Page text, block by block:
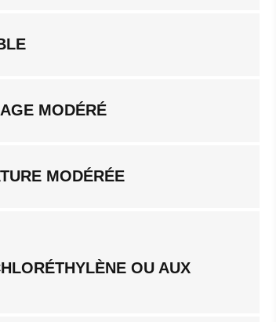
MODÉRÉ
MODÉRÉE
OU AUX